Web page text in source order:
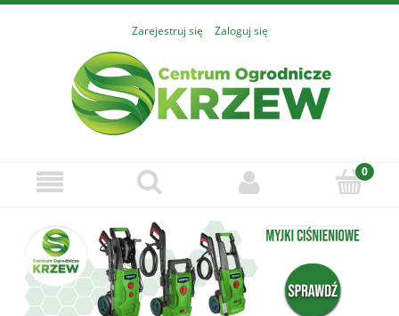
Zarejestruj się Zaloguj się